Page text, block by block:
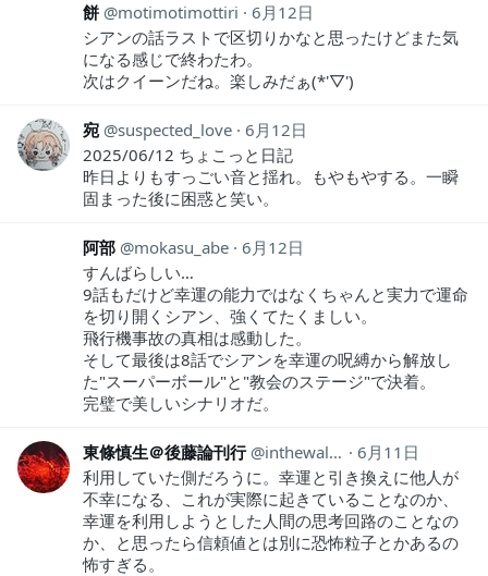
餅 motimotimottiri
6月12日
シアンの話ラストで区切りかなと思ったけどまた気
になる感じで終わたわ。
次はクイーンだね。楽しみだぁ(*'▽')
宛 suspected_love 6月12日
2025/06/12 ちょこっと日記
昨日よりもすっごい音と揺れ。もやもやする。一瞬
固まった後に困惑と笑い。
阿部 mokasu_abe 6月12日
すんばらしい…
9話もだけど幸運の能力ではなくちゃんと実力で運命
を切り開くシアン、強くてたくましい。
飛行機事故の真相は感動した。
そして最後は8話でシアンを幸運の呪縛から解放し
た"スーパーボール"と"教会のステージ"で決着。
完璧で美しいシナリオだ。
東條慎生＠後藤論刊行 inthewall81
6月11日
利用していた側だろうに。幸運と引き換えに他人が
不幸になる、これが実際に起きていることなのか、
幸運を利用しようとした人間の思考回路のことなの
か、と思ったら信頼値とは別に恐怖粒子とかあるの
怖すぎる。